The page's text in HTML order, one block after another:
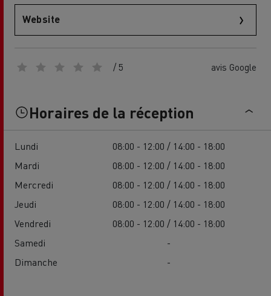
Website
/ 5 avis Google
Horaires de la réception
Lundi
08:00 - 12:00 / 14:00 - 18:00
Mardi
08:00 - 12:00 / 14:00 - 18:00
Mercredi
08:00 - 12:00 / 14:00 - 18:00
Jeudi
08:00 - 12:00 / 14:00 - 18:00
Vendredi
08:00 - 12:00 / 14:00 - 18:00
Samedi
-
Dimanche
-